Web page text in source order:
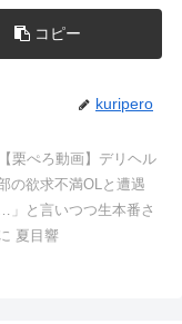
コピー
kuripero
栗ぺろ動画】デリヘル
の欲求不満OLと遭遇
」と言いつつ生本番さ
夏目響